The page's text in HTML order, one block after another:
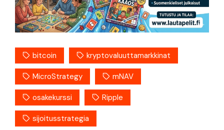
bitcoin kryptovaluuttamarkkinat
MicroStrategy mNAV
osakekurssi Ripple
sijoitusstrategia